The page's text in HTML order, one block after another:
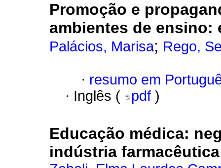
Promoção e
ambientes de ensino:
Palácios, Marisa; Rego,
· resumo em
· Inglês ( pdf )
Educação médica:
indústria farmacêutica